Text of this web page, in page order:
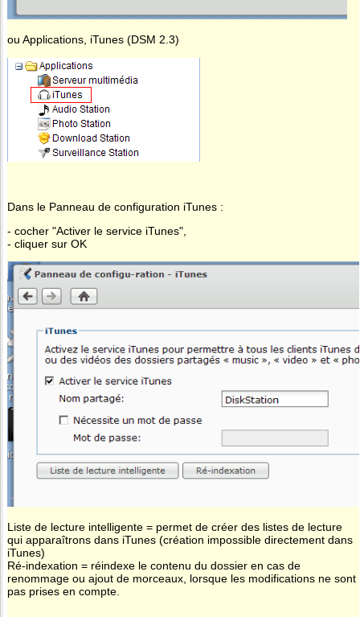
ou Applications, iTunes (DSM 2.3)
Dans le Panneau de configuration iTunes :
- cocher "Activer le service iTunes",
- cliquer sur OK
Liste de lecture intelligente = permet de créer des listes de lecture
qui apparaîtrons dans iTunes (création impossible directement dans
iTunes)
Ré-indexation = réindexe le contenu du dossier en cas de
renommage ou ajout de morceaux, lorsque les modifications ne sont
pas prises en compte.